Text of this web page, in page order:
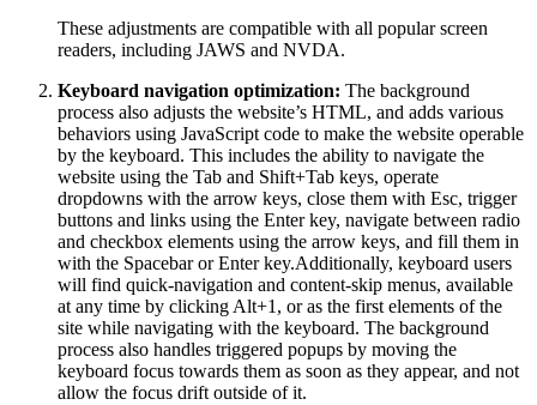
These adjustments are compatible with all popular screen
readers, including JAWS and NVDA.
Keyboard navigation optimization: The background
process also adjusts the website’s HTML, and adds various
behaviors using JavaScript code to make the website operable
by the keyboard. This includes the ability to navigate the
website using the Tab and Shift+Tab keys, operate
dropdowns with the arrow keys, close them with Esc, trigger
buttons and links using the Enter key, navigate between radio
and checkbox elements using the arrow keys, and fill them in
with the Spacebar or Enter key.Additionally, keyboard users
will find quick-navigation and content-skip menus, available
at any time by clicking Alt+1, or as the first elements of the
site while navigating with the keyboard. The background
process also handles triggered popups by moving the
keyboard focus towards them as soon as they appear, and not
allow the focus drift outside of it.